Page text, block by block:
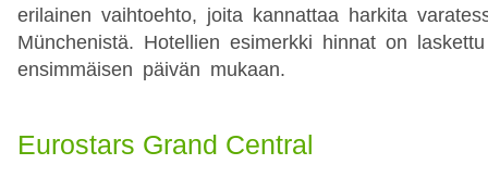
erilainen vaihtoehto, joita kannattaa harkita
Münchenistä. Hotellien esimerkki hinnat on
ensimmäisen päivän mukaan.
Eurostars Grand Central